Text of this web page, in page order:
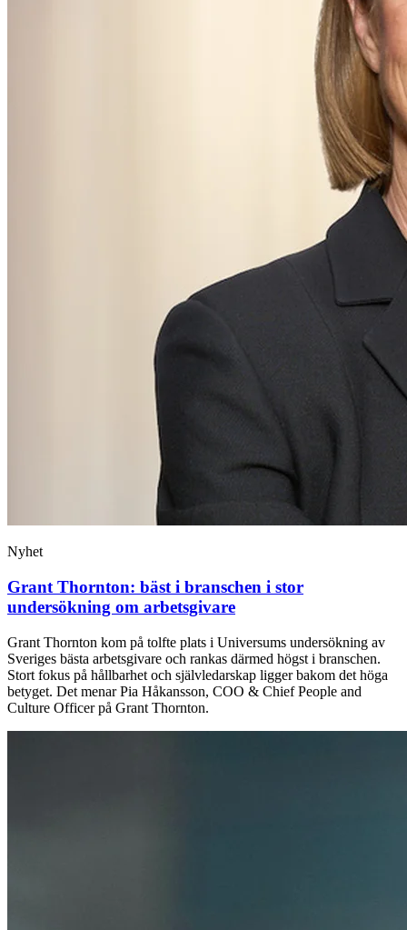
Nyhet
Grant Thornton: bäst i branschen i stor
undersökning om arbetsgivare
Grant Thornton kom på tolfte plats i Universums undersökning av
Sveriges bästa arbetsgivare och rankas därmed högst i branschen.
Stort fokus på hållbarhet och självledarskap ligger bakom det höga
betyget. Det menar Pia Håkansson, COO & Chief People and
Culture Officer på Grant Thornton.